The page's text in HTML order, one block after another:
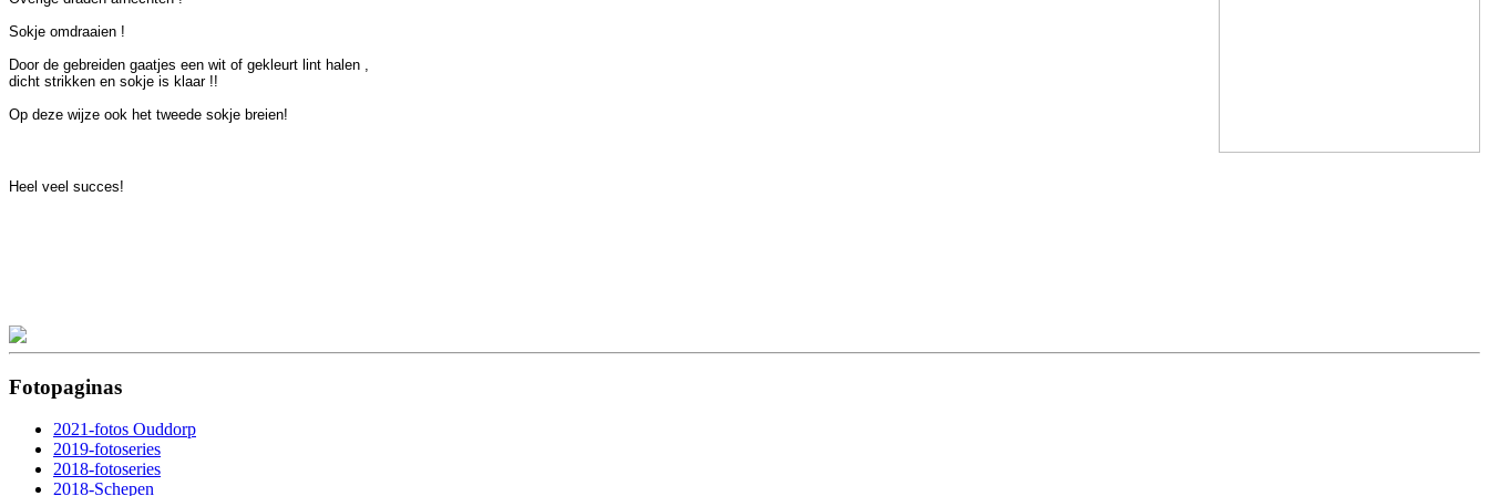
Sokje omdraaien !
Door de gebreiden gaatjes een wit of gekleurt lint halen ,
dicht strikken en sokje is klaar !!
Op deze wijze ook het tweede sokje breien!
Heel veel succes!
Fotopaginas
2021-fotos Ouddorp
2019-fotoseries
2018-fotoseries
2018-Schepen